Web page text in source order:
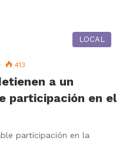
LOCAL
413
a un
participación en el
participación en la